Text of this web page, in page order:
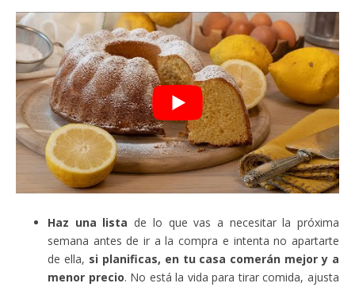
Haz una lista de lo que vas a necesitar la próxima
semana antes de ir a la compra e intenta no apartarte
de ella, si planificas, en tu casa comerán mejor y a
menor precio. No está la vida para tirar comida, ajusta